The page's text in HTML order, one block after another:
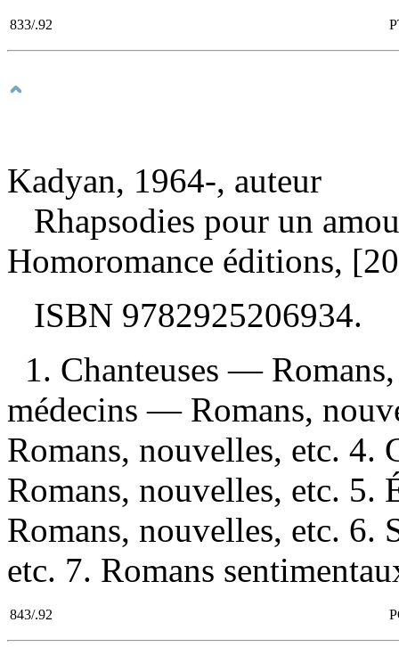
833/.92
Kadyan, 1964-, auteur
Rhapsodies pour un
Homoromance éditions,
ISBN 9782925206934.
1. Chanteuses —
médecins — Romans,
Romans, nouvelles, etc.
Romans, nouvelles, etc.
Romans, nouvelles, etc.
etc. 7. Romans
843/.92